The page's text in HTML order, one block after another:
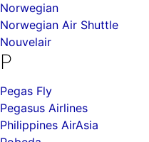
Norwegian
Norwegian Air Shuttle
Nouvelair
P
Pegas Fly
Pegasus Airlines
Philippines AirAsia